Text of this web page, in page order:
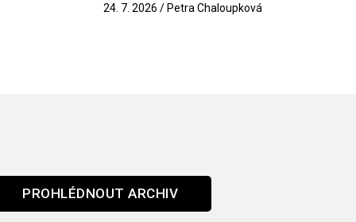
24. 7. 2026 / Petra Chaloupková
PROHLÉDNOUT ARCHIV